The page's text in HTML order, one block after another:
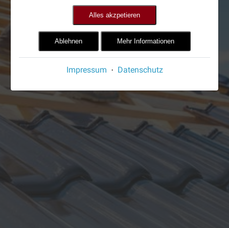
Alles akzpetieren
Ablehnen Mehr Informationen
Impressum · Datenschutz